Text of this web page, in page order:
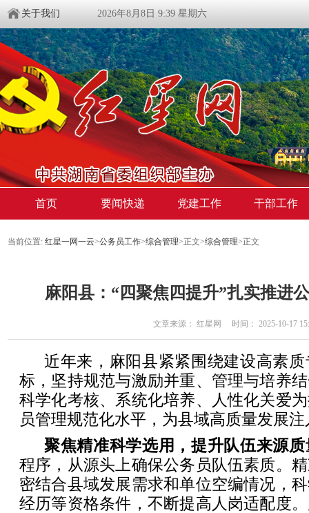
关于我们 2026年8月8日 9:39 星期六
首页 要闻快递 党建工作 干部工作
当前位置: 红星一网一云>公务员工作>综合管理>正文>综合管理>正文
麻阳县：“四聚焦四提升”扎实推进
文章来源： 红星网 时间： 2025-10-17
近年来，麻阳县紧紧围绕建设高素
标，坚持规范与激励并重、管理与培养
科学化考核、系统化培养、人性化关爱
员管理规范化水平，为县域高质量发展
聚焦精准科学选用，提升队伍来源
程序，从源头上确保公务员队伍素质。
密结合县域发展需求和单位空编情况，
经历等资格条件，不断提高人岗适配度